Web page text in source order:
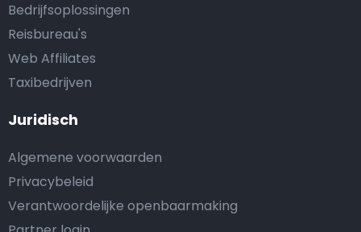
Bedrijfsoplossingen
Reisbureau's
Web Affiliates
Taxibedrijven
Juridisch
Algemene voorwaarden
Privacybeleid
Verantwoordelijke openbaarmaking